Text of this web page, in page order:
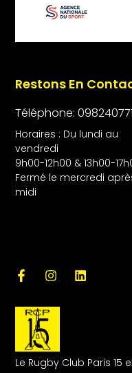
Le Rugby Club Paris
Restons En
Téléphone:
Horaires : Du lundi au
vendredi
9h00-12h00 & 13h00-
Fermé le mercredi
midi